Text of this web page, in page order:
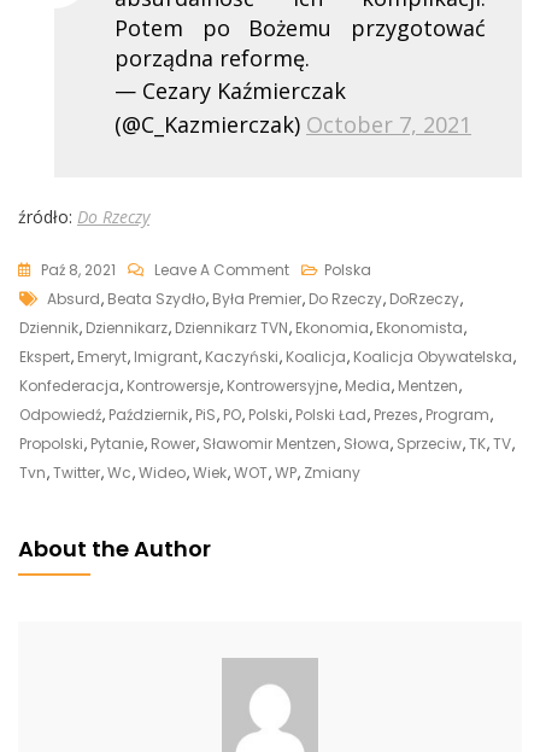
Potem po Bożemu przygotować
porządna reformę.
— Cezary Kaźmierczak
(@C_Kazmierczak) October 7, 2021
źródło: Do Rzeczy
Paź 8, 2021 Leave A CommentOn
„PiS
Dla
Własnego
Dobra
Powinien
Wycofać
Się
„absurdalność
Komplkacji”
Polska
Tags
Absurd, Beata Szydło, Była Premier, Do Rzeczy, DoRzeczy,
Dziennik, Dziennikarz, Dziennikarz TVN, Ekonomia, Ekonomista,
Ekspert, Emeryt, Imigrant, Kaczyński, Koalicja, Koalicja Obywatelska,
Konfederacja, Kontrowersje, Kontrowersyjne, Media, Mentzen,
Odpowiedź, Październik, PiS, PO, Polski, Polski Ład, Prezes, Program,
Propolski, Pytanie, Rower, Sławomir Mentzen, Słowa, Sprzeciw,TK,TV,
Tvn,Twitter,Wc,Wideo,Wiek,WOT,WP, Zmiany
About the Author